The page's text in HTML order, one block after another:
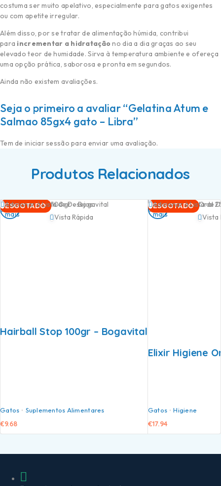
costuma ser muito apelativo, especialmente para gatos exigentes
ou com apetite irregular.
Além disso, por se tratar de alimentação húmida, contribui
para incrementar a hidratação no dia a dia graças ao seu
elevado teor de humidade. Sirva à temperatura ambiente e ofereça
uma opção prática, saborosa e pronta em segundos.
Ainda não existem avaliações.
Seja o primeiro a avaliar “Gelatina Atum e
Salmao 85gx4 gato – Libra”
Tem de iniciar sessão para enviar uma avaliação.
Produtos Relacionados
ESGOTADO
Adicionar à Lista de Desejos
Vista Rápida
Hairball Stop 100gr – Bogavital
Gatos Suplementos Alimentares
€9.68
Ler
mais
ESGOTADO
Adicionar à Lista de
Vista
Elixir Higiene
Gatos Higiene
€17.94
Ler
mais